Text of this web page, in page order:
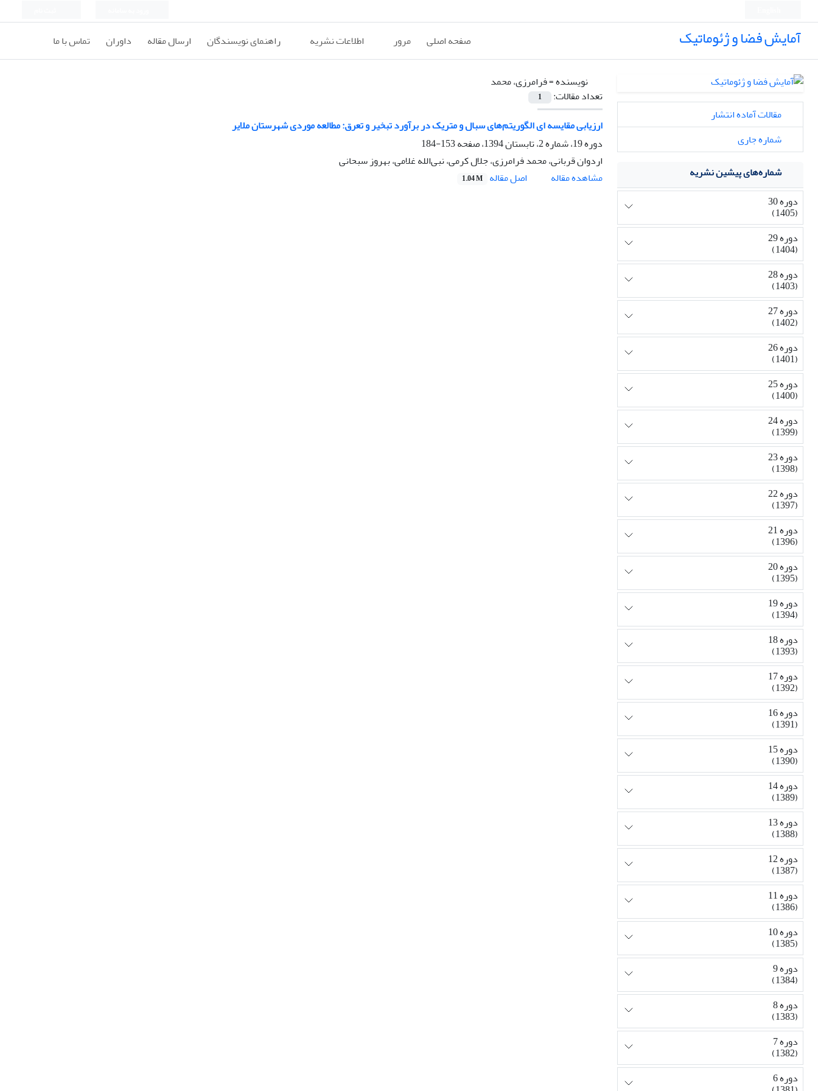
آمایش فضا و ژئوماتیک صفحه اصلی مرور اطلاعات نشریه راهنمای نویسندگان ارسال مقاله داوران تماس با ما
نویسنده =فرامرزی، محمد
تعداد مقالات:
1
ارزیابی مقایسه ای الگوریتم‌های سبال و متریک در برآورد تبخیر و تعرق: مطالعه موردی شهرستان ملایر
دوره 19، شماره 2، تابستان 1394، صفحه
153-184
اردوان قربانی، محمد فرامرزی، جلال کرمی، نبی‌الله غلامی، بهروز سبحانی
مشاهده مقاله
اصل مقاله 1.04 M
مقالات آماده انتشار
شماره جاری
شماره‌های پیشین نشریه
دوره 30
(1405)
دوره 29
(1404)
دوره 28
(1403)
دوره 27
(1402)
دوره 26
(1401)
دوره 25
(1400)
دوره 24
(1399)
دوره 23
(1398)
دوره 22
(1397)
دوره 21
(1396)
دوره 20
(1395)
دوره 19
(1394)
دوره 18
(1393)
دوره 17
(1392)
دوره 16
(1391)
دوره 15
(1390)
دوره 14
(1389)
دوره 13
(1388)
دوره 12
(1387)
دوره 11
(1386)
دوره 10
(1385)
دوره 9
(1384)
دوره 8
(1383)
دوره 7
(1382)
دوره 6